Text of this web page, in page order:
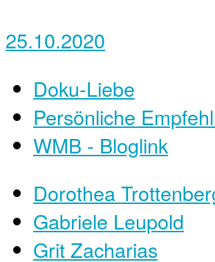
25.10.2020
Doku-Liebe
Persönliche
WMB - Bloglink
Dorothea
Gabriele Leupold
Grit Zacharias